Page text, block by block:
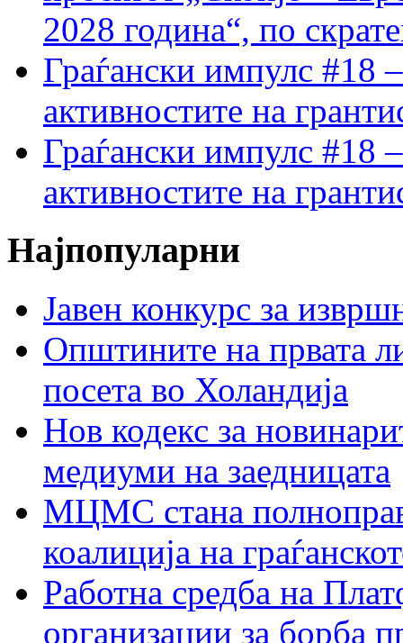
2028 година“, по
Граѓански импулс #18
активностите на
Граѓански импулс #18
активностите на
Најпопуларни
Јавен конкурс за
Општините на првата
посета во Холандија
Нов кодекс за
медиуми на заедницата
МЦМС стана
коалиција на
Работна средба на
организации за борба